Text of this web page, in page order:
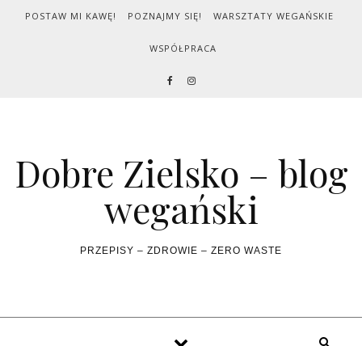
Skip to content
POSTAW MI KAWĘ! POZNAJMY SIĘ! WARSZTATY WEGAŃSKIE
WSPÓŁPRACA
Dobre Zielsko – blog
wegański
PRZEPISY – ZDROWIE – ZERO WASTE